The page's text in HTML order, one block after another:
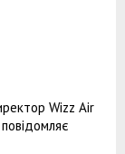
Wizz Air